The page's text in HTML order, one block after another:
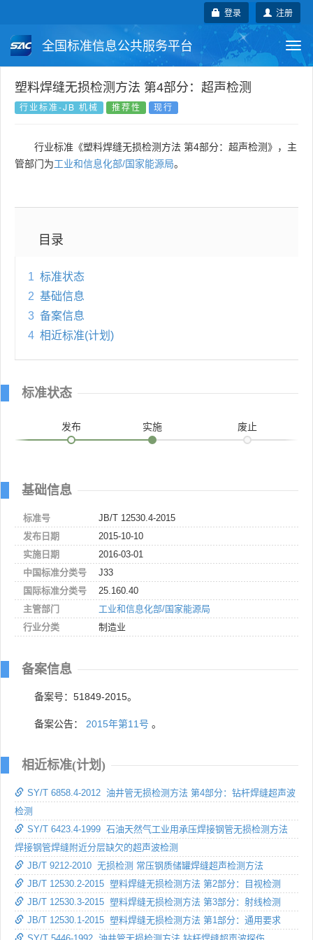
注册
登录
全国标准信息公共服务平台
国家标准 行业标准 地方标准
国外标准 技术委员会
塑料焊缝无损检测方法 第4部分：超声检测
行业标准-JB 机械 推荐性 现行
行业标准《塑料焊缝无损检测方法 第4部分：超声检测》，主
管部门为工业和信息化部/国家能源局。
目录
1 标准状态
2 基础信息
3 备案信息
4 相近标准(计划)
标准状态
发布 实施 废止
基础信息
标准号
JB/T 12530.4-2015
发布日期
2015-10-10
实施日期
2016-03-01
中国标准分类号
J33
国际标准分类号
25.160.40
主管部门
工业和信息化部/国家能源局
行业分类
制造业
备案信息
备案号：51849-2015。
备案公告： 2015年第11号 。
相近标准(计划)
SY/T 6858.4-2012 油井管无损检测方法 第4部分：钻杆焊缝超声波
检测
SY/T 6423.4-1999 石油天然气工业用承压焊接钢管无损检测方法
焊接钢管焊缝附近分层缺欠的超声波检测
JB/T 9212-2010 无损检测 常压钢质储罐焊缝超声检测方法
JB/T 12530.2-2015 塑料焊缝无损检测方法 第2部分：目视检测
JB/T 12530.3-2015 塑料焊缝无损检测方法 第3部分：射线检测
JB/T 12530.1-2015 塑料焊缝无损检测方法 第1部分：通用要求